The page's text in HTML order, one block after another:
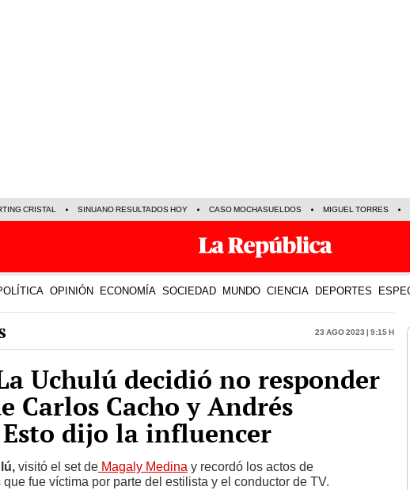
CRISTAL SINUANO RESULTADOS HOY CASO MOCHASUELDOS MIGUEL TORRES
OPINIÓN ECONOMÍA SOCIEDAD MUNDO CIENCIA DEPORTES
23 Ago 2023 | 9:15 h
Uchulú decidió no responder
Carlos Cacho y Andrés
dijo la influencer
visitó el set de Magaly Medina y recordó los actos de
fue víctima por parte del estilista y el conductor de TV.